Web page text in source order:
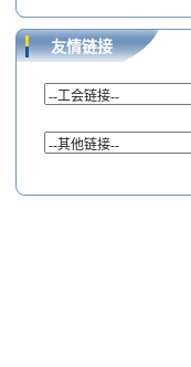
友情链接